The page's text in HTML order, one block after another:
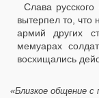
Слава
вытерпел то, что
армий других
мемуарах
восхищались
«Близкое общение с